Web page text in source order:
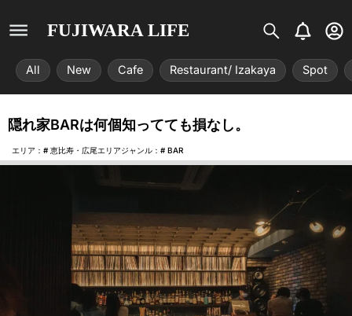
FUJIWARA LIFE
S
i
s
t
r
B
e
l
l
U
s
e
r
-
c
All New Cafe Restaurant/ Izakaya Spot
隠れ家BARは何個知ってても損なし。
エリア：# 恵比寿・広尾エリアジャンル：# BAR